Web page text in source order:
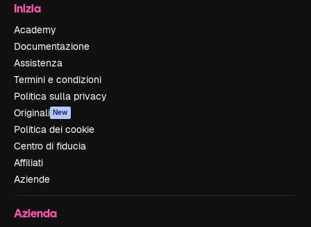
Inizia
Academy
Documentazione
Assistenza
Termini e condizioni
Politica sulla privacy
Originali New
Politica dei cookie
Centro di fiducia
Affiliati
Aziende
Azienda